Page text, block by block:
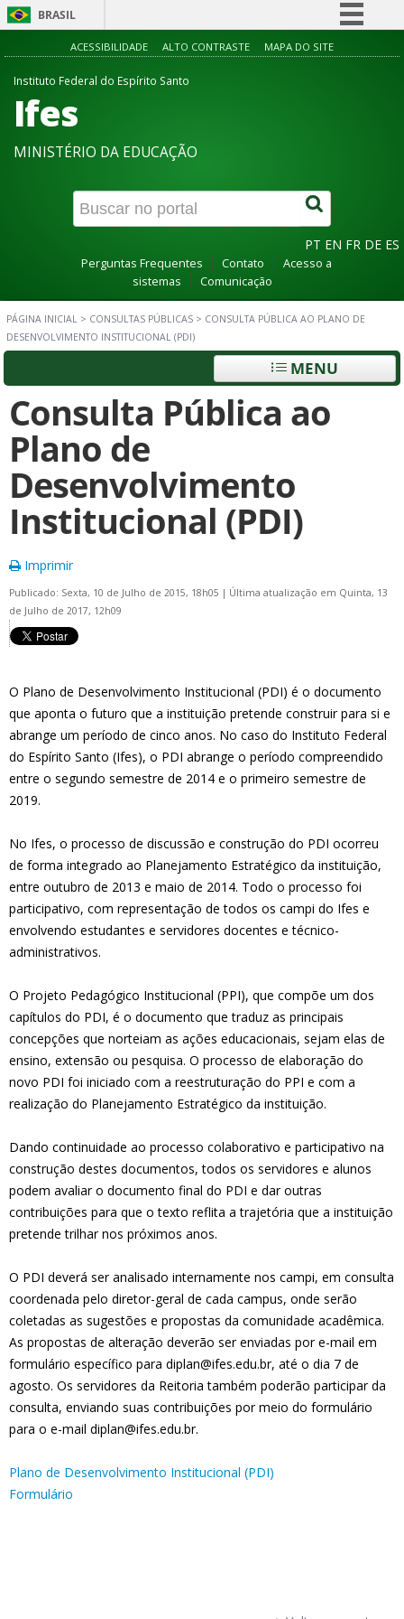
BRASIL
Simplifique!
Canais
ACESSIBILIDADE ALTO CONTRASTE MAPA DO SITE
Instituto Federal do Espírito Santo
Ifes
MINISTÉRIO DA EDUCAÇÃO
PT EN FR DE ES
Perguntas Frequentes Contato
Acesso a
sistemas
Comunicação
PÁGINA INICIAL > CONSULTAS PÚBLICAS > CONSULTA PÚBLICA AO PLANO DE
DESENVOLVIMENTO INSTITUCIONAL (PDI)
MENU
Consulta Pública ao
Plano de
Desenvolvimento
Institucional (PDI)
Imprimir
Publicado: Sexta, 10 de Julho de 2015, 18h05 | Última atualização em Quinta, 13
de Julho de 2017, 12h09
O Plano de Desenvolvimento Institucional (PDI) é o documento
que aponta o futuro que a instituição pretende construir para si e
abrange um período de cinco anos. No caso do Instituto Federal
do Espírito Santo (Ifes), o PDI abrange o período compreendido
entre o segundo semestre de 2014 e o primeiro semestre de
2019.
No Ifes, o processo de discussão e construção do PDI ocorreu
de forma integrado ao Planejamento Estratégico da instituição,
entre outubro de 2013 e maio de 2014. Todo o processo foi
participativo, com representação de todos os campi do Ifes e
envolvendo estudantes e servidores docentes e técnico-
administrativos.
O Projeto Pedagógico Institucional (PPI), que compõe um dos
capítulos do PDI, é o documento que traduz as principais
concepções que norteiam as ações educacionais, sejam elas de
ensino, extensão ou pesquisa. O processo de elaboração do
novo PDI foi iniciado com a reestruturação do PPI e com a
realização do Planejamento Estratégico da instituição.
Dando continuidade ao processo colaborativo e participativo na
construção destes documentos, todos os servidores e alunos
podem avaliar o documento final do PDI e dar outras
contribuições para que o texto reflita a trajetória que a instituição
pretende trilhar nos próximos anos.
O PDI deverá ser analisado internamente nos campi, em consulta
coordenada pelo diretor-geral de cada campus, onde serão
coletadas as sugestões e propostas da comunidade acadêmica.
As propostas de alteração deverão ser enviadas por e-mail em
formulário específico para diplan@ifes.edu.br, até o dia 7 de
agosto. Os servidores da Reitoria também poderão participar da
consulta, enviando suas contribuições por meio do formulário
para o e-mail diplan@ifes.edu.br.
Plano de Desenvolvimento Institucional (PDI)
Formulário